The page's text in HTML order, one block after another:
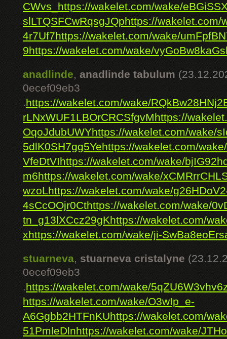
CWvs_ https://wakelet.com/wake/
slLTQSFCwRqsgJQphttps://wakelet.com/
4r7Uf7https://wakelet.com/wake/
9https://wakelet.com/wake/
anadlinde, anadlinde tabulum
0ecef09eb3
.https://wakelet.com/wake/
rLNxWUF1LBOrCRCSfgvMhttps://
OqoJdubUWYhttps://wakelet.com/wake/
5dlK0SH7gg5Yehttps://wakelet.com/
VfeDtVIhttps://wakelet.com/wake/
m6https://wakelet.com/wake/
wzoLhttps://wakelet.com/wake/
4sCcOOjr0Cthttps://wakelet.com/wake/
tn_g13lXCcz29gKhttps://wakelet.com/
xhttps://wakelet.com/wake/ji-
stuarneva, stuarneva cristalyne
0ecef09eb3
.https://wakelet.com/wake/
https://wakelet.com/wake/O3wIp_e-
A6Ggbb2HTFnKUhttps://wakelet.com/
51PmleDlnhttps://wakelet.com/wake/